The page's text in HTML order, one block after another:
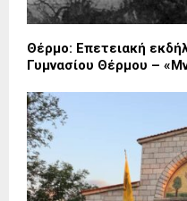
Θέρμο: Επετειακή
Γυμνασίου Θέρμου –